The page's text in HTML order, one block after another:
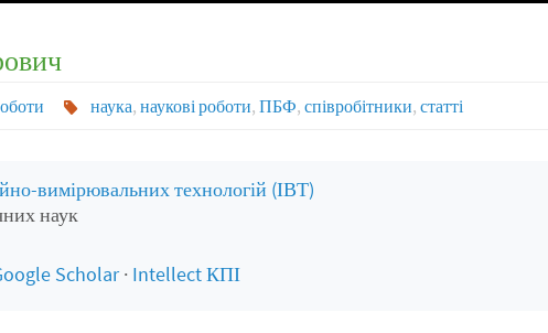
наука, наукові роботи, ПБФ, співробітники, статті
вимірювальних технологій (ІВТ)
наук
Scholar· Intellect КПІ